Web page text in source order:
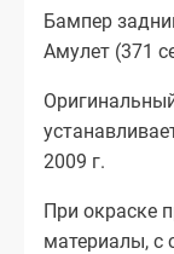
Бампер
Амулет (371
2009 г.
При окраске
материалы, с